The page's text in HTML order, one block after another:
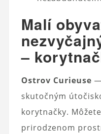
Malí
–
Ostrov Curieuse
skutočným
korytnačky.
prirodzenom